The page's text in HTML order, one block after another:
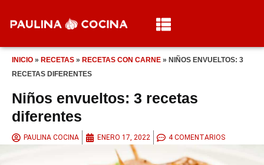
INICIO » RECETAS » RECETAS CON CARNE » NIÑOS ENVUELTOS: 3
RECETAS DIFERENTES
Niños envueltos: 3 recetas
diferentes
PAULINA COCINA ENERO 17, 2022 4 COMENTARIOS